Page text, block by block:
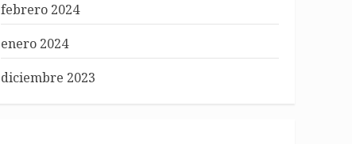
febrero 2024
enero 2024
diciembre 2023